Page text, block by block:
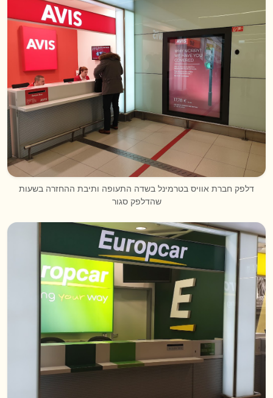
דלפק חברת אוויס בטרמינל בשדה התעופה ותיבת ההחזרה בשעות
שהדלפק סגור